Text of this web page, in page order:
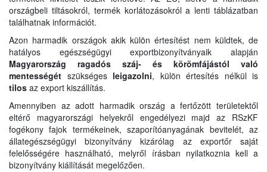
országbeli tiltásokról, termék korlátozásokról a lenti táblázatban
találhatnak információt.
Azon harmadik országok akik külön értesítést nem küldtek, de
hatályos egészségügyi exportbizonyítványaik alapján
Magyarország ragadós száj- és körömfájástól való
mentességét szükségesleigazolni, külön értesítés nélkül is
tilos az export kiszállítás.
Amennyiben az adott harmadik ország a fertőzött területektől
eltérő magyarországi helyekről engedélyezi majd az RSzKF
fogékony fajok termékeinek, szaporítóanyagának bevitelét, az
állategészségügyi bizonyítvány kizárólag az exportőr saját
felelősségére használható, melyről írásban nyilatkoznia kell a
bizonyítvány kiállítását megelőzően.